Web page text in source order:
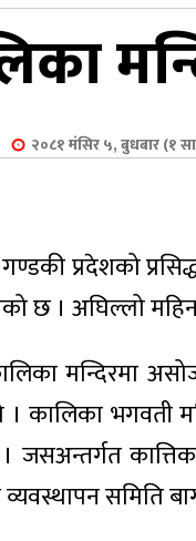
२०८१ मंसिर ५, बुधबार (१
गण्डकी प्रदेशको
छ । अघिल्लो
मन्दिरमा
। कालिका भगवती
व्यवस्थापन समिति